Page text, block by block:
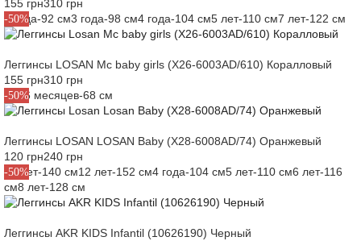
155 грн310 грн
-50%
2 года-92 см3 года-98 см4 года-104 см5 лет-110 см7 лет-122 см
Леггинсы LOSAN Mc baby girls (X26-6003AD/610) Коралловый
155 грн310 грн
-50%
M6-6 месяцев-68 см
Леггинсы LOSAN LOSAN Baby (X28-6008AD/74) Оранжевый
120 грн240 грн
-50%
10 лет-140 см12 лет-152 см4 года-104 см5 лет-110 см6 лет-116
см8 лет-128 см
Леггинсы AKR KIDS Infantil (10626190) Черный